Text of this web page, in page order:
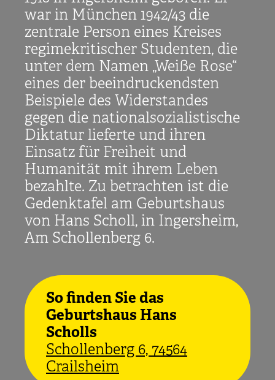
war in München 1942/43 die
zentrale Person eines Kreises
regimekritischer Studenten, die
unter dem Namen „Weiße Rose“
eines der beeindruckendsten
Beispiele des Widerstandes
gegen die nationalsozialistische
Diktatur lieferte und ihren
Einsatz für Freiheit und
Humanität mit ihrem Leben
bezahlte. Zu betrachten ist die
Gedenktafel am Geburtshaus
von Hans Scholl, in Ingersheim,
Am Schollenberg 6.
So finden Sie das
Geburtshaus Hans
Scholls
Schollenberg 6, 74564
Crailsheim